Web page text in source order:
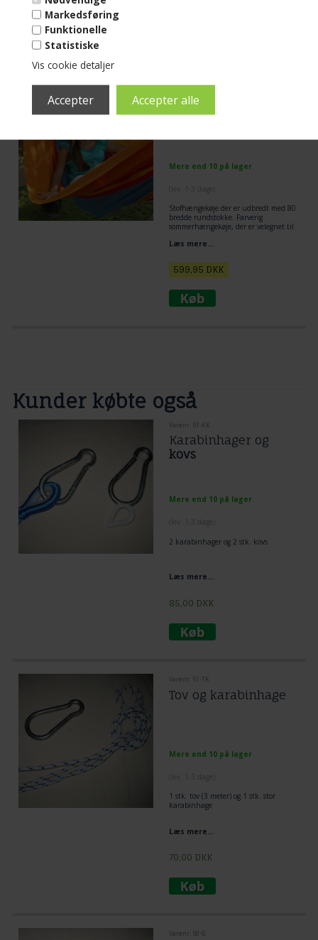
Markedsføring
Funktionelle
Statistiske
Vis cookie detaljer
Sommer hængekøje
Mere end 10 på lager
Stofhængekøje der er udbredt med 80
bredde rundstokke. Farverig
sommerhængekøje, der er velegnet til
Læs mere...
599,95 DKK
Kunder købte også
Varenr. 51-KK
Karabinhager og
kovs
Mere end 10 på lager
2 karabinhager og 2 stk. kovs
Læs mere...
85,00 DKK
Varenr. 51-TK
Tov og karabinhage
Mere end 10 på lager
1 stk. tov (3 meter) og 1 stk. stor
karabinhage
Læs mere...
70,00 DKK
Varenr. 50-G